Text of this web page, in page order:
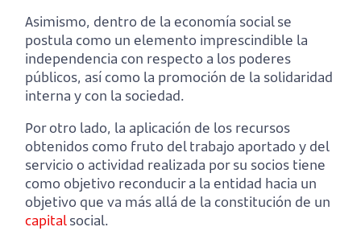
Asimismo, dentro de la economía social se
postula como un elemento imprescindible la
independencia con respecto a los poderes
públicos, así como la promoción de la solidaridad
interna y con la sociedad.
Por otro lado, la aplicación de los recursos
obtenidos como fruto del trabajo aportado y del
servicio o actividad realizada por su socios tiene
como objetivo reconducir a la entidad hacia un
objetivo que va más allá de la constitución de un
capitalsocial.